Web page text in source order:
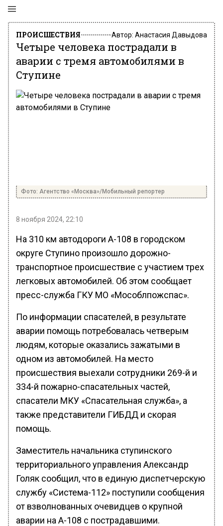
ПРОИСШЕСТВИЯ Автор: Анастасия Давыдова
Четыре человека пострадали в
аварии с тремя автомобилями в
Ступине
Фото: Агентство «Москва»/Мобильный репортер
8 ноября 2024, 22:10
На 310 км автодороги А-108 в городском
округе Ступино произошло дорожно-
транспортное происшествие с участием трех
легковых автомобилей. Об этом сообщает
пресс-служба ГКУ МО «Мособлпожспас».
По информации спасателей, в результате
аварии помощь потребовалась четверым
людям, которые оказались зажатыми в
одном из автомобилей. На место
происшествия выехали сотрудники 269-й и
334-й пожарно-спасательных частей,
спасатели МКУ «Спасательная служба», а
также представители ГИБДД и скорая
помощь.
Заместитель начальника ступинского
территориального управления Александр
Голяк сообщил, что в единую диспетчерскую
службу «Система-112» поступили сообщения
от взволнованных очевидцев о крупной
аварии на А-108 с пострадавшими.